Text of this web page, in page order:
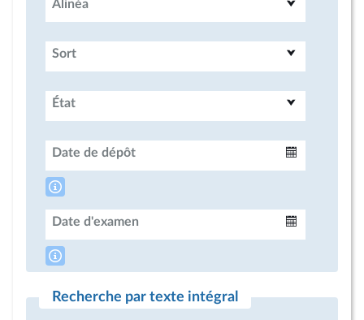
Alinéa
Sort
État
Date de dépôt
Date d'examen
Recherche par texte intégral